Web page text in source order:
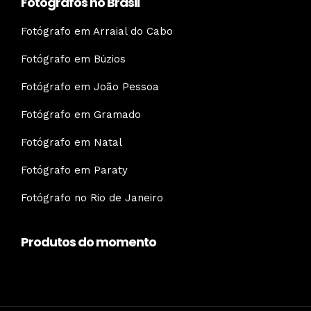
Fotógrafo em Arraial do Cabo
Fotógrafo em Búzios
Fotógrafo em João Pessoa
Fotógrafo em Gramado
Fotógrafo em Natal
Fotógrafo em Paraty
Fotógrafo no Rio de Janeiro
Produtos do momento